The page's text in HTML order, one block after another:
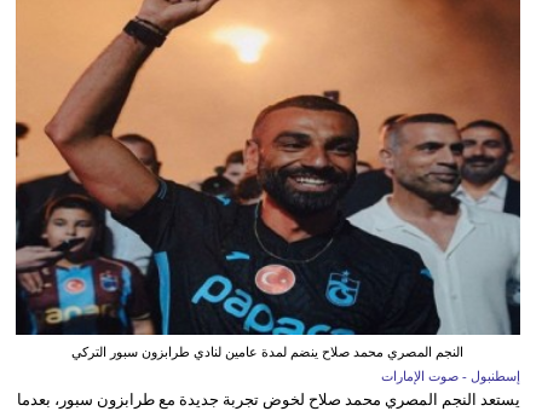
النجم المصري محمد صلاح ينضم لمدة عامين لنادي طرابزون سبور التركي
إسطنبول - صوت الإمارات
يستعد النجم المصري محمد صلاح لخوض تجربة جديدة مع طرابزون سبور، بعدما